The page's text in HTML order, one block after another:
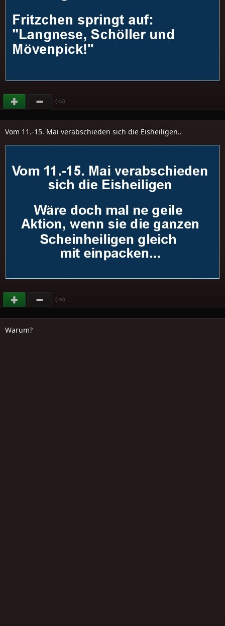
(+53)
Vom 11.-15. Mai verabschieden sich die Eisheiligen..
(+46)
Warum?